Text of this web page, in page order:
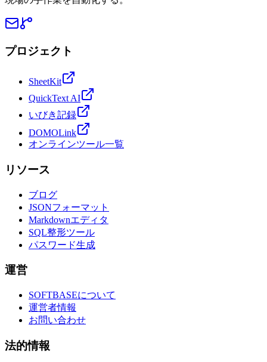
プロジェクト
SheetKit
QuickText AI
いびき記録
DOMOLink
オンラインツール一覧
リソース
ブログ
JSONフォーマット
Markdownエディタ
SQL整形ツール
パスワード生成
運営
SOFTBASEについて
運営者情報
お問い合わせ
法的情報